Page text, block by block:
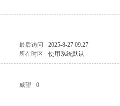
最后访问
2025-8-27 09:27
所在时区 使用系统默认
威望
0